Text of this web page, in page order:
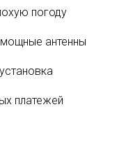
погоду
антенны
платежей